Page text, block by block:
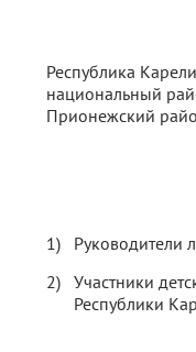
Республика
национальный
Прионежский
Руководители
Участники
Республики